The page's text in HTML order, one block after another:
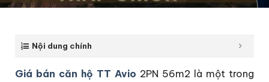
Nội dung chính
Giá bán căn hộ TT Avio 2PN 56m2 là một trong